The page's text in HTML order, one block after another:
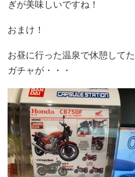
ぎが美味しいですね！
おまけ！
お昼に行った温泉で休憩して
ガチャが・・・